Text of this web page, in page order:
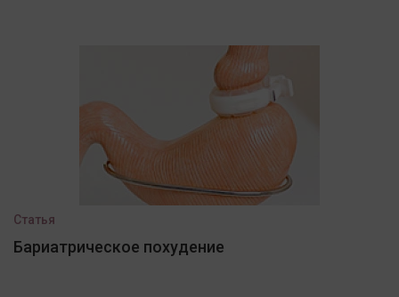
Статья
Бариатрическое похудение